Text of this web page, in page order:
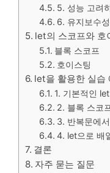
5. 성능 고려
6. 유지보수
let의 스코프와 호
블록 스코프
호이스팅
let을 활용한 실습
1. 기본적인
2. 블록 스코
3. 반복문에
4. let으로 배
결론
자주 묻는 질문